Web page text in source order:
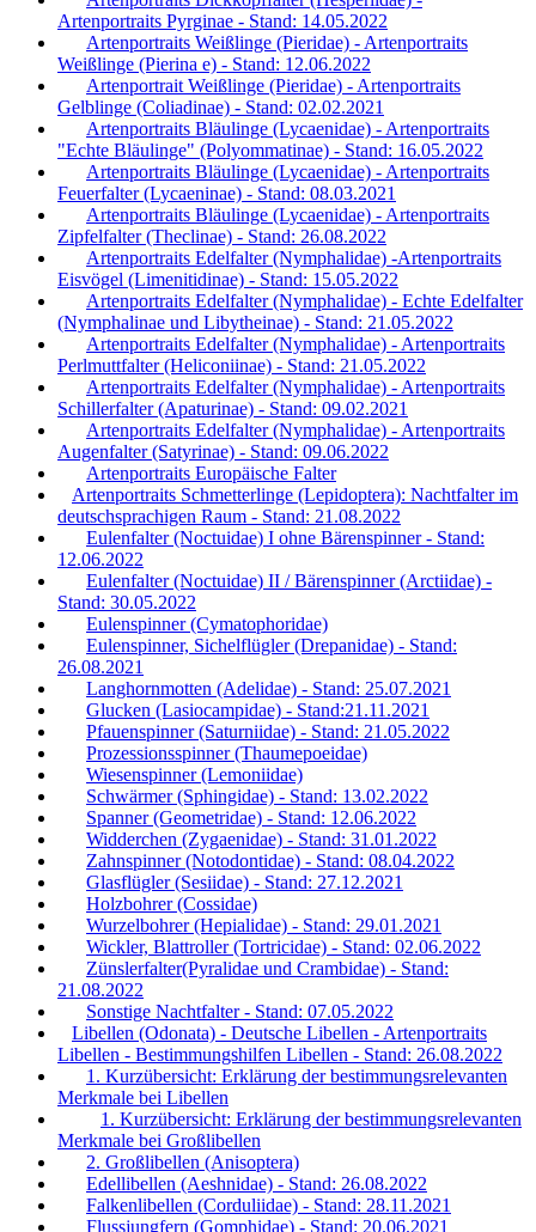
Artenportraits Pyrginae - Stand: 14.05.2022
Artenportraits Weißlinge (Pieridae) - Artenportraits
Weißlinge (Pierina e) - Stand: 12.06.2022
Artenportrait Weißlinge (Pieridae) - Artenportraits
Gelblinge (Coliadinae) - Stand: 02.02.2021
Artenportraits Bläulinge (Lycaenidae) - Artenportraits
"Echte Bläulinge" (Polyommatinae) - Stand: 16.05.2022
Artenportraits Bläulinge (Lycaenidae) - Artenportraits
Feuerfalter (Lycaeninae) - Stand: 08.03.2021
Artenportraits Bläulinge (Lycaenidae) - Artenportraits
Zipfelfalter (Theclinae) - Stand: 26.08.2022
Artenportraits Edelfalter (Nymphalidae) -Artenportraits
Eisvögel (Limenitidinae) - Stand: 15.05.2022
Artenportraits Edelfalter (Nymphalidae) - Echte Edelfalter
(Nymphalinae und Libytheinae) - Stand: 21.05.2022
Artenportraits Edelfalter (Nymphalidae) - Artenportraits
Perlmuttfalter (Heliconiinae) - Stand: 21.05.2022
Artenportraits Edelfalter (Nymphalidae) - Artenportraits
Schillerfalter (Apaturinae) - Stand: 09.02.2021
Artenportraits Edelfalter (Nymphalidae) - Artenportraits
Augenfalter (Satyrinae) - Stand: 09.06.2022
Artenportraits Europäische Falter
Artenportraits Schmetterlinge (Lepidoptera): Nachtfalter im
deutschsprachigen Raum - Stand: 21.08.2022
Eulenfalter (Noctuidae) I ohne Bärenspinner - Stand:
12.06.2022
Eulenfalter (Noctuidae) II / Bärenspinner (Arctiidae) -
Stand: 30.05.2022
Eulenspinner (Cymatophoridae)
Eulenspinner, Sichelflügler (Drepanidae) - Stand:
26.08.2021
Langhornmotten (Adelidae) - Stand: 25.07.2021
Glucken (Lasiocampidae) - Stand:21.11.2021
Pfauenspinner (Saturniidae) - Stand: 21.05.2022
Prozessionsspinner (Thaumepoeidae)
Wiesenspinner (Lemoniidae)
Schwärmer (Sphingidae) - Stand: 13.02.2022
Spanner (Geometridae) - Stand: 12.06.2022
Widderchen (Zygaenidae) - Stand: 31.01.2022
Zahnspinner (Notodontidae) - Stand: 08.04.2022
Glasflügler (Sesiidae) - Stand: 27.12.2021
Holzbohrer (Cossidae)
Wurzelbohrer (Hepialidae) - Stand: 29.01.2021
Wickler, Blattroller (Tortricidae) - Stand: 02.06.2022
Zünslerfalter(Pyralidae und Crambidae) - Stand:
21.08.2022
Sonstige Nachtfalter - Stand: 07.05.2022
Libellen (Odonata) - Deutsche Libellen - Artenportraits
Libellen - Bestimmungshilfen Libellen - Stand: 26.08.2022
1. Kurzübersicht: Erklärung der bestimmungsrelevanten
Merkmale bei Libellen
1. Kurzübersicht: Erklärung der bestimmungsrelevanten
Merkmale bei Großlibellen
2. Großlibellen (Anisoptera)
Edellibellen (Aeshnidae) - Stand: 26.08.2022
Falkenlibellen (Corduliidae) - Stand: 28.11.2021
Flussjungfern (Gomphidae) - Stand: 20.06.2021